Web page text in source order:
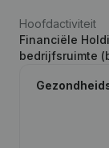
Hoofdactiviteit
Financiële
bedrijfsruimte